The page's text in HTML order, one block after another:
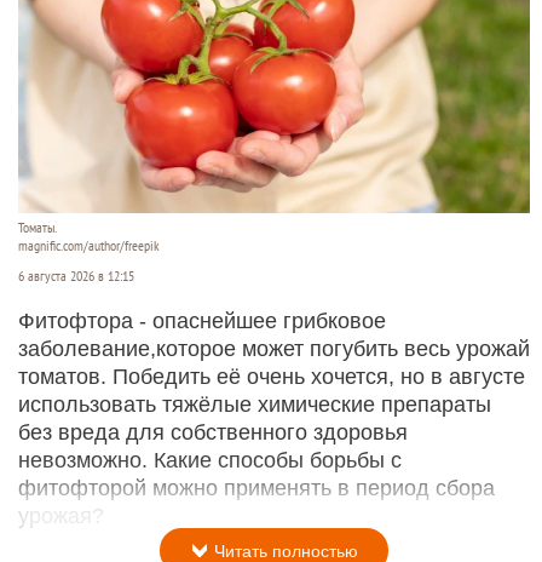
Томаты.
magnific.com/author/freepik
6 августа 2026 в 12:15
Фитофтора - опаснейшее грибковое
заболевание,которое может погубить весь урожай
томатов. Победить её очень хочется, но в августе
использовать тяжёлые химические препараты
без вреда для собственного здоровья
невозможно. Какие способы борьбы с
фитофторой можно применять в период сбора
урожая?
Читать полностью